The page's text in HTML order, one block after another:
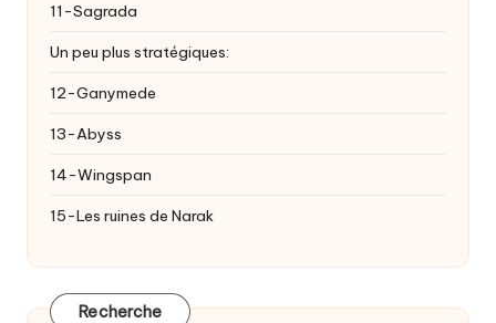
11-Sagrada
Un peu plus stratégiques:
12-Ganymede
13-Abyss
14-Wingspan
15-Les ruines de Narak
Recherche